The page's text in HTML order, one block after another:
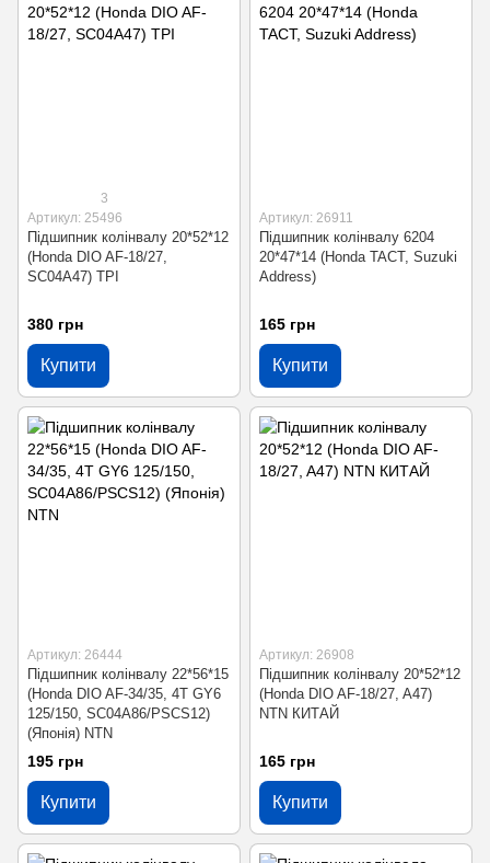
3
Артикул: 25496
Підшипник колінвалу 20*52*12
(Honda DIO AF-18/27,
SC04A47) TPI
380 грн
Купити
Артикул: 26911
Підшипник колінвалу 6204
20*47*14 (Honda TACT, Suzuki
Address)
165 грн
Купити
Артикул: 26444
Підшипник колінвалу 22*56*15
(Honda DIO AF-34/35, 4T GY6
125/150, SC04A86/PSCS12)
(Японія) NTN
195 грн
Купити
Артикул: 26908
Підшипник колінвалу 20*52*12
(Honda DIO AF-18/27, A47)
NTN КИТАЙ
165 грн
Купити